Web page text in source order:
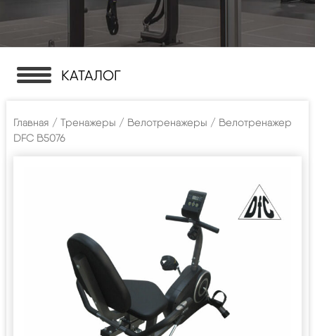
КАТАЛОГ
Главная / Тренажеры / Велотренажеры / Велотренажер
DFC B5076